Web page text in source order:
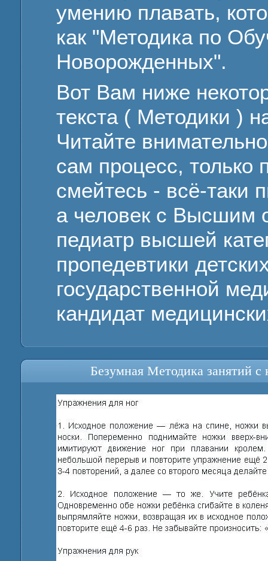
умению плавать,
как "Методика по
Новорожденных".
Вот Вам ниже
текста ( Методики )
Читайте
сам процесс, только
смейтесь - всё-таки
а человек с Высшим
педиатр высшей
пропедевтики
государственной
кандидат
Безумная Методика занятий с